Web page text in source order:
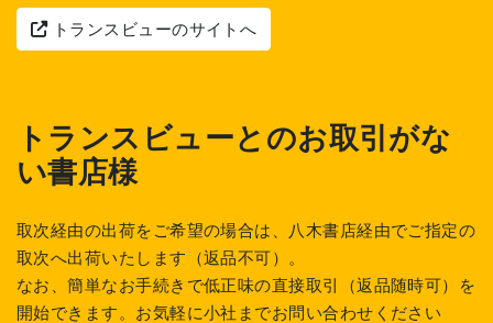
トランスビューのサイトへ
トランスビューとのお取引がな
い書店様
取次経由の出荷をご希望の場合は、八木書店経由でご指定の
取次へ出荷いたします（返品不可）。
なお、簡単なお手続きで低正味の直接取引（返品随時可）を
開始できます。お気軽に小社までお問い合わせください